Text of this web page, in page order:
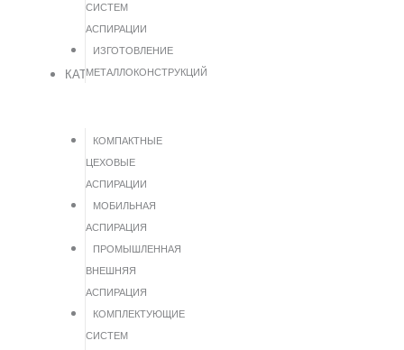
СИСТЕМ
АСПИРАЦИИ
ИЗГОТОВЛЕНИЕ
МЕТАЛЛОКОНСТРУКЦИЙ
КАТАЛОГ
КОМПАКТНЫЕ
ЦЕХОВЫЕ
АСПИРАЦИИ
МОБИЛЬНАЯ
АСПИРАЦИЯ
ПРОМЫШЛЕННАЯ
ВНЕШНЯЯ
АСПИРАЦИЯ
КОМПЛЕКТУЮЩИЕ
СИСТЕМ